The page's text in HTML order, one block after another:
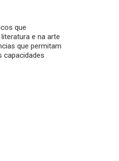
que
e na arte
que permitam
capacidades